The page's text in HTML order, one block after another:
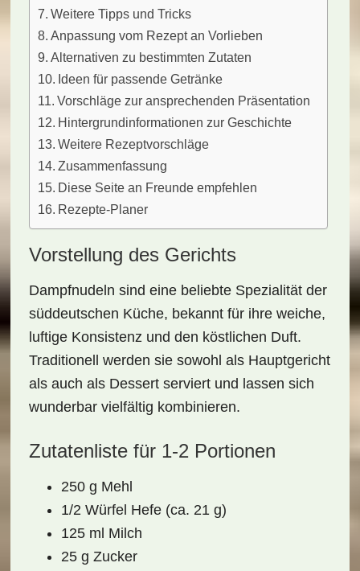
Weitere Tipps und Tricks
Anpassung vom Rezept an Vorlieben
Alternativen zu bestimmten Zutaten
Ideen für passende Getränke
Vorschläge zur ansprechenden Präsentation
Hintergrundinformationen zur Geschichte
Weitere Rezeptvorschläge
Zusammenfassung
Diese Seite an Freunde empfehlen
Rezepte-Planer
Vorstellung des Gerichts
Dampfnudeln sind eine beliebte Spezialität der
süddeutschen Küche, bekannt für ihre weiche,
luftige Konsistenz und den köstlichen Duft.
Traditionell werden sie sowohl als Hauptgericht
als auch als Dessert serviert und lassen sich
wunderbar vielfältig kombinieren.
Zutatenliste für 1-2 Portionen
250 g Mehl
1/2 Würfel Hefe (ca. 21 g)
125 ml Milch
25 g Zucker